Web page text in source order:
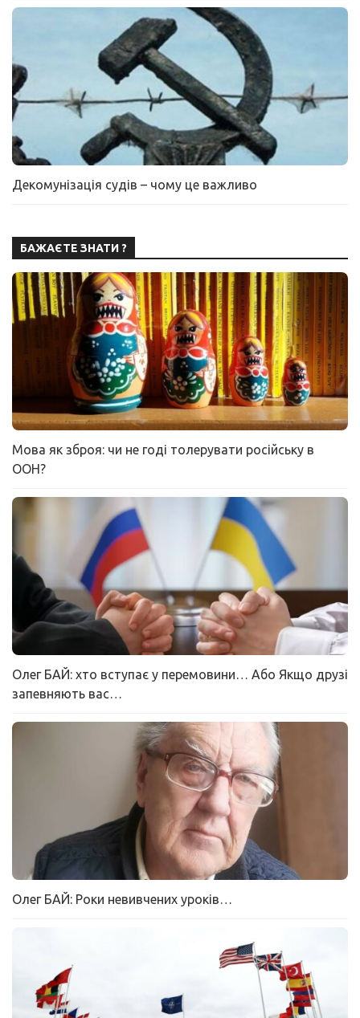
Декомунізація судів – чому це важливо
БАЖАЄТЕ ЗНАТИ ?
Мова як зброя: чи не годі толерувати російську в
ООН?
Олег БАЙ: хто вступає у перемовини… Або Якщо друзі
запевняють вас…
Олег БАЙ: Роки невивчених уроків…